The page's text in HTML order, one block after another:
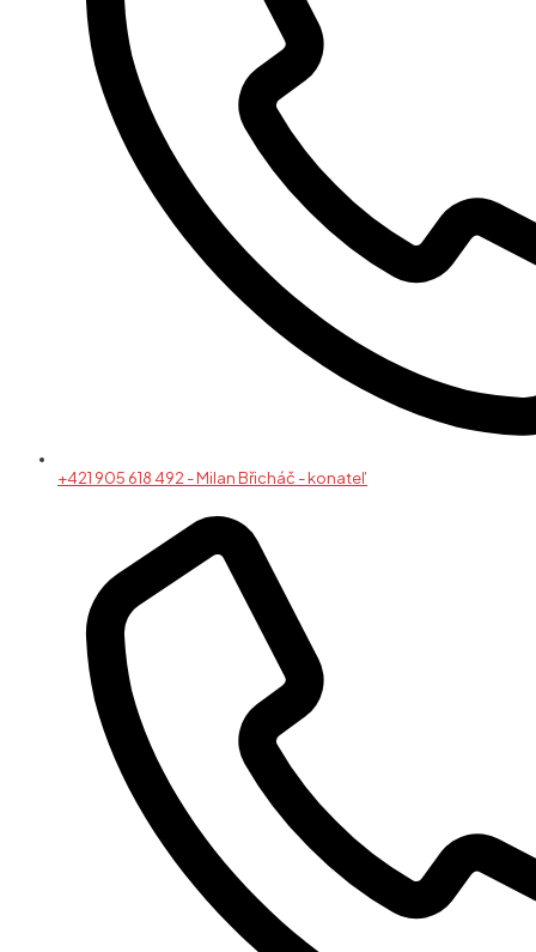
+421 905 618 492 - Milan Břicháč - konateľ